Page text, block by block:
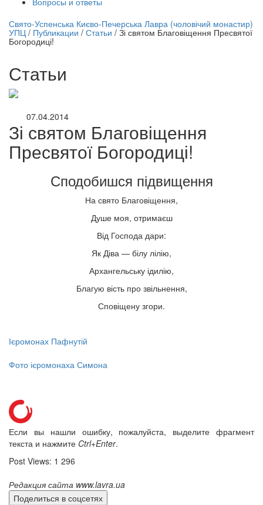
трансляция | 12 сентября
трансляции
12 сентября 2015
12 сентября 2015Название трансляции
12 сентября 2015
12 сентября 2015
Перейти к архиву
Свято-Успенська Києво-Печерська Лавра (чоловічий монастир)
УПЦ / Публикации / Статьи / Зі святом Благовіщення Пресвятої
Богородиці!
Статьи
07.04.2014
Зі святом Благовіщення
Пресвятої Богородиці!
Сподобишся підвищення
На свято Благовіщення,
Душе моя, отримаєш
Від Господа дари:
Як Діва — білу лілію,
Архангельську ідилію,
Благую вість про звільнення,
Сповіщену згори.
Ієромонах Пафнутій
Фото ієромонаха Симона
Если вы нашли ошибку, пожалуйста, выделите фрагмент
текста и нажмите Ctrl+Enter.
Post Views: 1 296
Редакция сайта www.lavra.ua
Поделиться в соцсетях